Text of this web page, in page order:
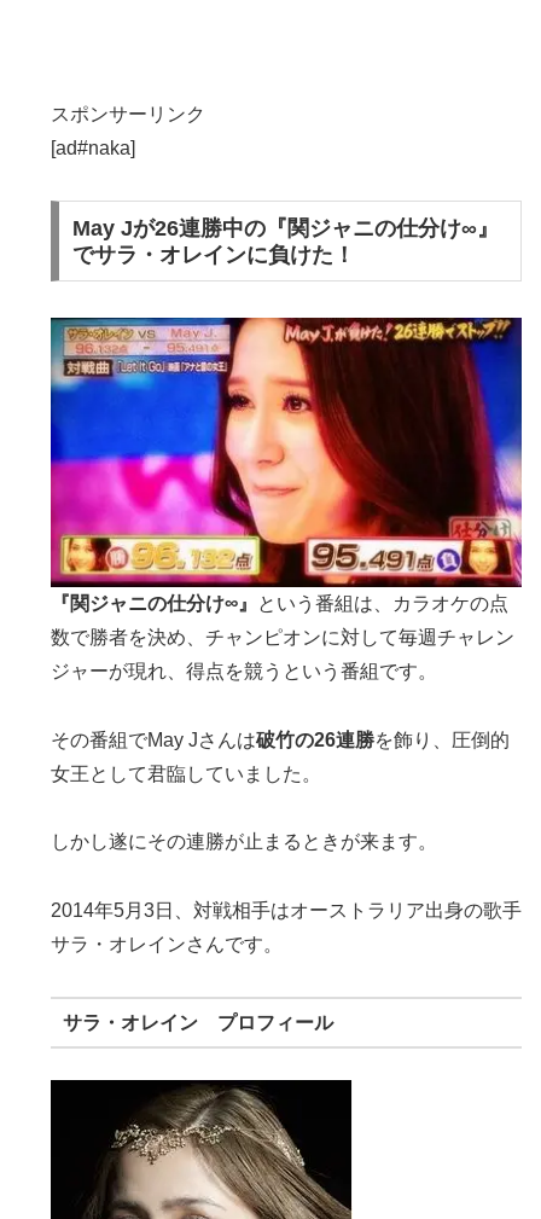
スポンサーリンク
[ad#naka]
May Jが26連勝中の『関ジャニの仕分け∞』
でサラ・オレインに負けた！
『関ジャニの仕分け∞』
という番組は、カラオケの点
数で勝者を決め、チャンピオンに対して毎週チャレン
ジャーが現れ、得点を競うという番組です。
その番組でMay Jさんは破竹の26連勝を飾り、圧倒的
女王として君臨していました。
しかし遂にその連勝が止まるときが来ます。
2014年5月3日、 対戦相手はオーストラリア出身の歌手
サラ・オレインさんです。
サラ・オレイン プロフィール